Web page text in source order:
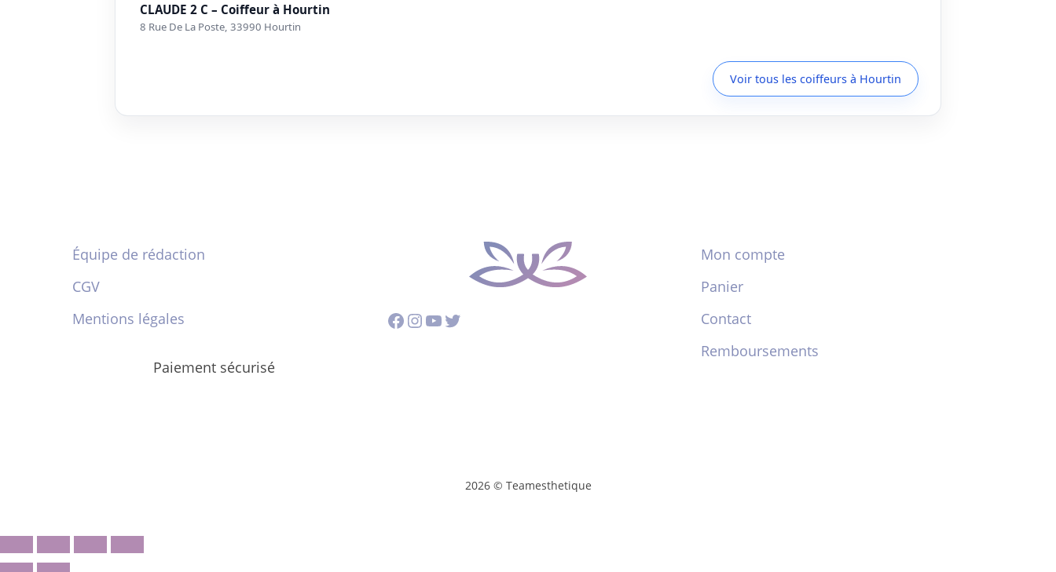
CLAUDE 2 C – Coiffeur à Hourtin
8 Rue De La Poste, 33990 Hourtin
Voir tous les coiffeurs à Hourtin
Équipe de rédaction
CGV
Mentions légales
Paiement sécurisé
Facebook
Instagram
YouTube
Twitter
Mon compte
Panier
Contact
Remboursements
2026 © Teamesthetique